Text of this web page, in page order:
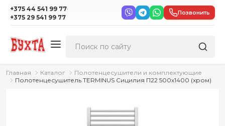
+375 44 541 99 77·
+375 29 541 99 77
Позвонить
Главная Каталог
Полотенцесушители и комплектующие
Полотенцесушитель TERMINUS Сицилия П22 500x1400 (хром)